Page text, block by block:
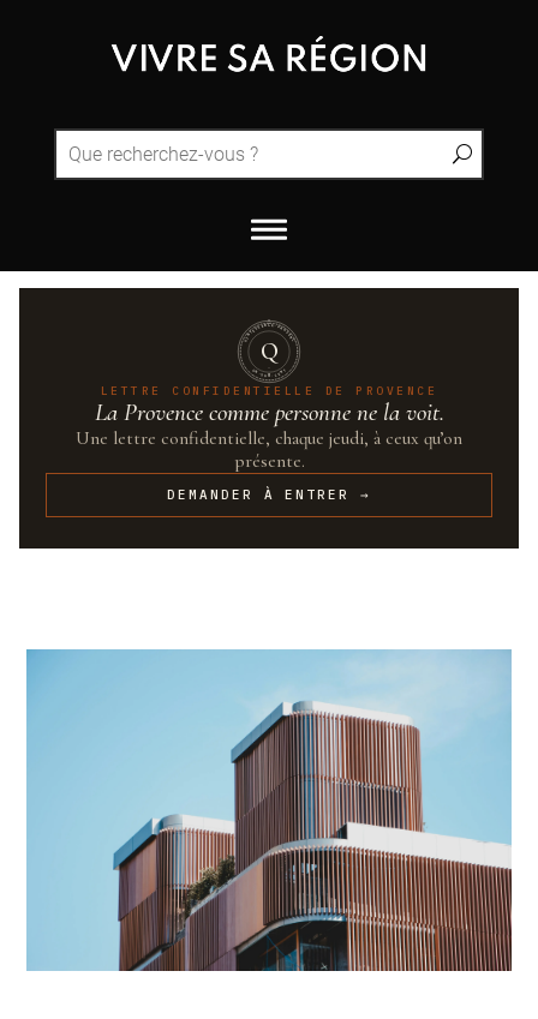
QUINTESSENCE·PROVENCE
UN·SUR·CENT
Q
LETTRE CONFIDENTIELLE DE PROVENCE
La Provence comme personne ne la voit.
Une lettre confidentielle, chaque jeudi, à ceux qu’on
présente.
DEMANDER À ENTRER →